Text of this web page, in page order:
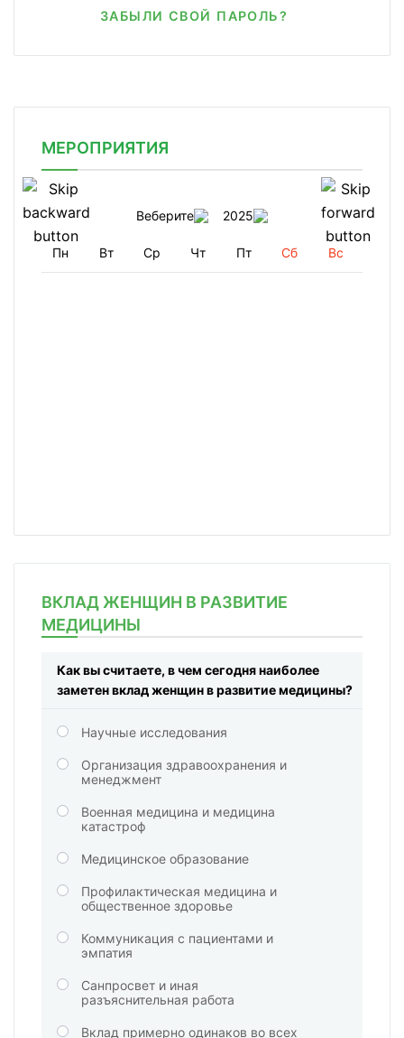
ЗАБЫЛИ СВОЙ ПАРОЛЬ?
МЕРОПРИЯТИЯ
Веберите 2025
Пн Вт Ср Чт Пт Сб Вс
ВКЛАД ЖЕНЩИН В РАЗВИТИЕ
МЕДИЦИНЫ
Как вы считаете, в чем сегодня наиболее
заметен вклад женщин в развитие медицины?
Научные исследования
Организация здравоохранения и
менеджмент
Военная медицина и медицина
катастроф
Медицинское образование
Профилактическая медицина и
общественное здоровье
Коммуникация с пациентами и
эмпатия
Санпросвет и иная
разъяснительная работа
Вклад примерно одинаков во всех